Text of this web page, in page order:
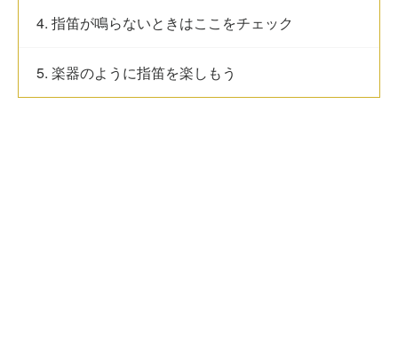
4. 指笛が鳴らないときはここをチェック
5. 楽器のように指笛を楽しもう